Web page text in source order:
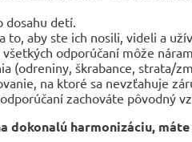
dosahu detí.
to, aby ste ich nosili, videli a
odporúčaní môže
(odreniny, škrabance, strata/
na ktoré sa nevzťahuje
zachováte pôvodný
dokonalú harmonizáciu,